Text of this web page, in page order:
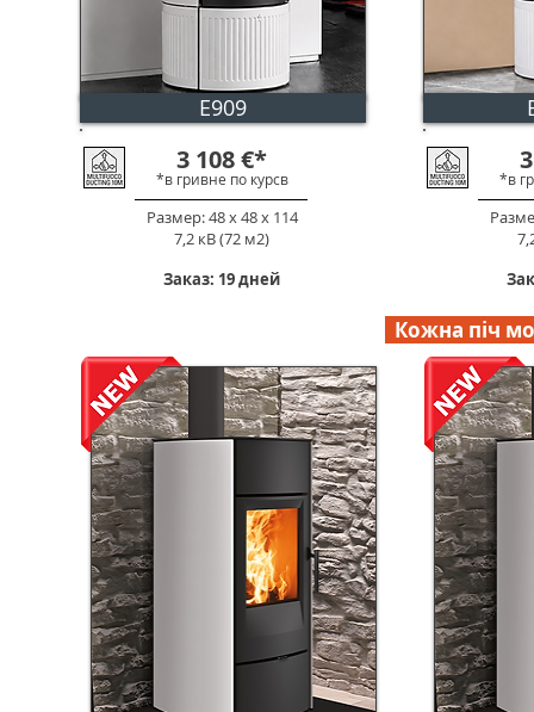
3 108€*
*в гривне по курсв
Размер: 48 х 48 х 114
7,2 кВ (72 м2)
Заказ: 19 дней
E909
*в
Кожна піч